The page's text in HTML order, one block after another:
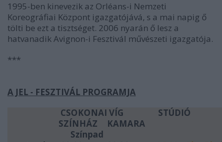
1995-ben kinevezik az Orléans-i Nemzeti
Koreográfiai Központ igazgatójává, s a mai napig ő
tölti be ezt a tisztséget. 2006 nyarán ő lesz a
hatvanadik Avignon-i Fesztivál művészeti igazgatója.
***
A JEL - FESZTIVÁL PROGRAMJA
CSOKONAI
SZÍNHÁZ
Színpad
VÍG
KAMARA
STÚDIÓ